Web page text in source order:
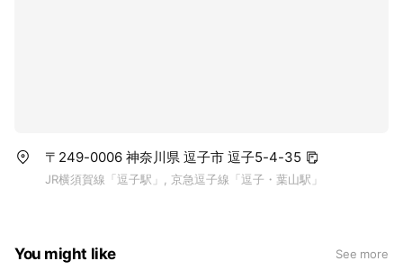
〒249-0006 神奈川県 逗子市 逗子5-4-35
JR横須賀線「逗子駅」, 京急逗子線「逗子・葉山駅」
You might like See more